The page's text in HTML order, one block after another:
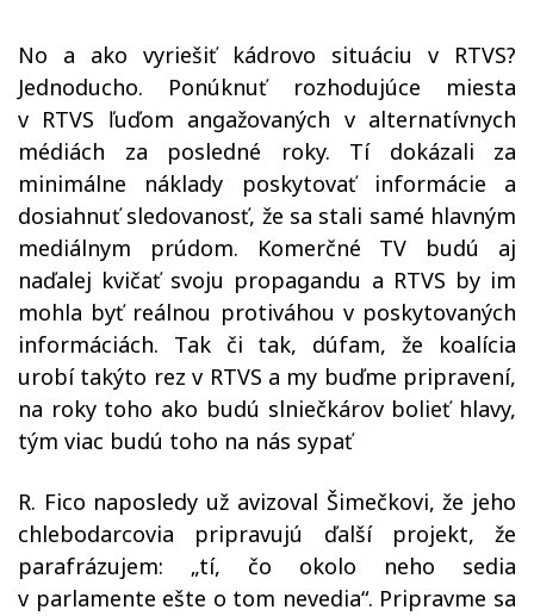
No a ako vyriešiť kádrovo situáciu v RTVS?
Jednoducho. Ponúknuť rozhodujúce miesta
v RTVS ľuďom angažovaných v alternatívnych
médiách za posledné roky. Tí dokázali za
minimálne náklady poskytovať informácie a
dosiahnuť sledovanosť, že sa stali samé hlavným
mediálnym prúdom. Komerčné TV budú aj
naďalej kvičať svoju propagandu a RTVS by im
mohla byť reálnou protiváhou v poskytovaných
informáciách. Tak či tak, dúfam, že koalícia
urobí takýto rez v RTVS a my buďme pripravení,
na roky toho ako budú slniečkárov bolieť hlavy,
tým viac budú toho na nás sypať
R. Fico naposledy už avizoval Šimečkovi, že jeho
chlebodarcovia pripravujú ďalší projekt, že
parafrázujem: „tí, čo okolo neho sedia
v parlamente ešte o tom nevedia“. Pripravme sa